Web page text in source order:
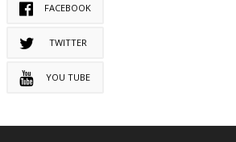
FACEBOOK
TWITTER
YOU TUBE